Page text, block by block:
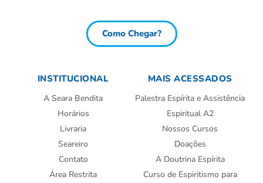
Como Chegar?
INSTITUCIONAL
A Seara Bendita
Horários
Livraria
Seareiro
Contato
Área Restrita
MAIS ACESSADOS
Palestra Espírita e Assistência
Espiritual A2
Nossos Cursos
Doações
A Doutrina Espírita
Curso de Espiritismo para